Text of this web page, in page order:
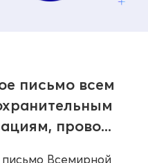
письмо всем
прово...
Всемирной